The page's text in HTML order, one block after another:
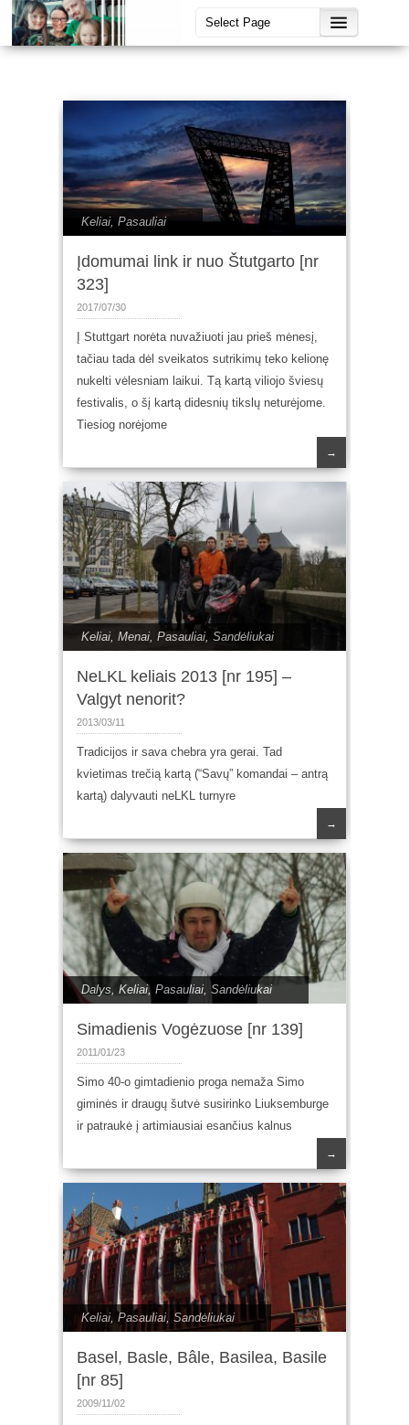
Keliai, Pasauliai
Įdomumai link ir nuo Štutgarto [nr
323]
2017/07/30
Į Stuttgart norėta nuvažiuoti jau prieš mėnesį,
tačiau tada dėl sveikatos sutrikimų teko kelionę
nukelti vėlesniam laikui. Tą kartą viliojo šviesų
festivalis, o šį kartą didesnių tikslų neturėjome.
Tiesiog norėjome
→
Keliai Menai Pasauliai Sandėliukai
NeLKL keliais 2013 [nr 195] –
Valgyt nenorit?
2013/03/11
Tradicijos ir sava chebra yra gerai. Tad
kvietimas trečią kartą (“Savų” komandai – antrą
kartą) dalyvauti neLKL turnyre
→
Dalys, Keliai, Pasauliai, Sandėliukai
Simadienis Vogėzuose [nr 139]
2011/01/23
Simo 40-o gimtadienio proga nemaža Simo
giminės ir draugų šutvė susirinko Liuksemburge
ir patraukė į artimiausiai esančius kalnus
→
Keliai, Pasauliai, Sandėliukai
Basel, Basle, Bâle, Basilea, Basile
[nr 85]
2009/11/02